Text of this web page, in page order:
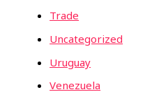
Trade
Uncategorized
Uruguay
Venezuela